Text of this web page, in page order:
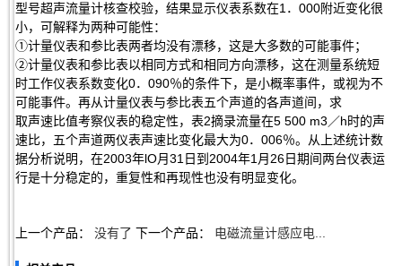
型号超声流量计核查校验，结果显示仪表系数在1．000附近变化很
小，可解释为两种可能性：
①计量仪表和参比表两者均没有漂移，这是大多数的可能事件；
②计量仪表和参比表以相同方式和相同方向漂移，这在测量系统短
时工作仪表系数变化0．090％的条件下，是小概率事件，或视为不
可能事件。再从计量仪表与参比表五个声道的各声道间，求
取声速比值考察仪表的稳定性，表2摘录流量在5 500 m3／h时的声
速比，五个声道两仪表声速比变化最大为0．006％。从上述统计数
据分析说明，在2003年lO月31日到2004年1月26日期间两台仪表运
行是十分稳定的，重复性和再现性也没有明显变化。
上一个产品： 没有了 下一个产品： 电磁流量计感应电...